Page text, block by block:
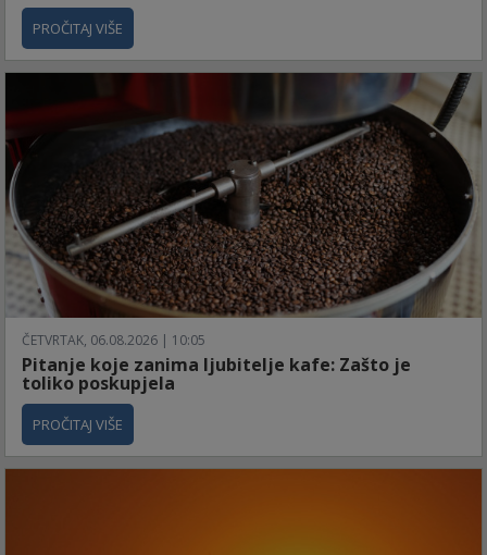
PROČITAJ VIŠE
ČETVRTAK, 06.08.2026 | 10:05
Pitanje koje zanima ljubitelje kafe: Zašto je
toliko poskupjela
PROČITAJ VIŠE